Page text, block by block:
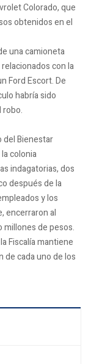
Colorado, que
obtenidos en el
una camioneta
con la
Ford Escort. De
habría sido
robo.
del Bienestar
colonia
indagatorias, dos
después de la
y los
encerraron al
millones de pesos.
Fiscalía mantiene
de cada uno de los